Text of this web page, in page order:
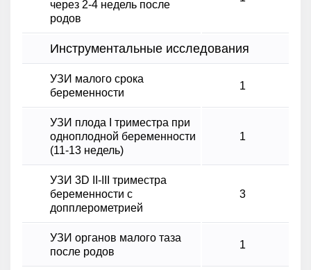
через 2-4 недель после
родов
Инструментальные исследования
УЗИ малого срока
беременности
1
УЗИ плода I триместра при
одноплодной беременности
(11-13 недель)
1
УЗИ 3D II-III триместра
беременности с
допплерометрией
3
УЗИ органов малого таза
после родов
1